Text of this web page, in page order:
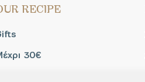
RECIPE
30€